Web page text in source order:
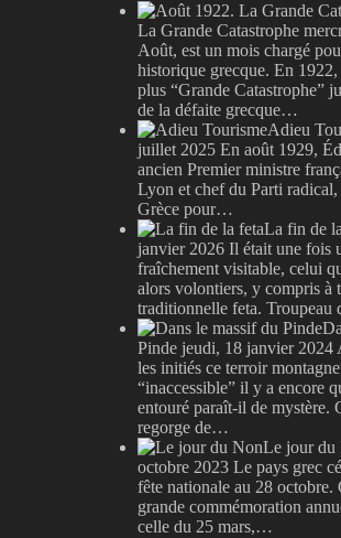
La Grande Catastrophe
Août, est un mois chargé
historique grecque. En 1922,
plus “Grande Catastrophe”
de la défaite grecque…
Adieu
juillet 2025 En août 1929,
ancien Premier ministre
Lyon et chef du Parti
Grèce pour…
La fin de
janvier 2026 Il était une fois
fraîchement visitable, celui
alors volontiers, y compris à
traditionnelle feta. Troupeau
Pinde jeudi, 18 janvier 2024
les initiés ce terroir
“inaccessible” il y a encore
entouré paraît-il de mystère.
regorge de…
Le jour du
octobre 2023 Le pays grec
fête nationale au 28 octobre.
grande commémoration
celle du 25 mars,…